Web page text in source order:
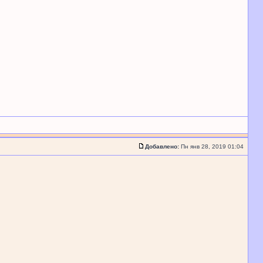
Добавлено: Пн янв 28, 2019 01:04